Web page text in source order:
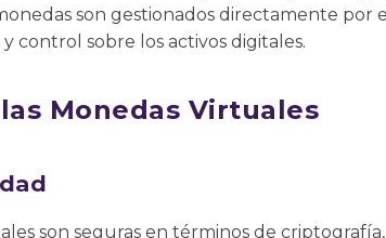
son gestionados directamente por
control sobre los activos digitales.
Monedas Virtuales
son seguras en términos de